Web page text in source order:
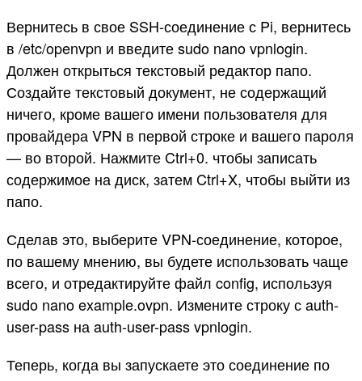
Вернитесь в свое SSH-соединение с Pi, вернитесь
в /etc/openvpn и введите sudo nano vpnlogin.
Должен открыться текстовый редактор папо.
Создайте текстовый документ, не содержащий
ничего, кроме вашего имени пользователя для
провайдера VPN в первой строке и вашего пароля
— во второй. Нажмите Ctrl+0. чтобы записать
содержимое на диск, затем Ctrl+X, чтобы выйти из
папо.
Сделав это, выберите VPN-соединение, которое,
по вашему мнению, вы будете использовать чаще
всего, и отредактируйте файл config, используя
sudo nano example.ovpn. Измените строку с auth-
user-pass на auth-user-pass vpnlogin.
Теперь, когда вы запускаете это соединение по